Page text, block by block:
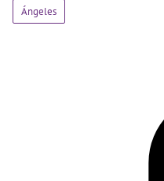
Ángeles